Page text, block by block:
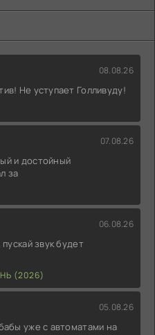
08.08.26
Не уступает Голливуду!
07.08.26
и достойный
за
06.08.26
звук будет
(2026)
05.08.26
уже с автоматами на